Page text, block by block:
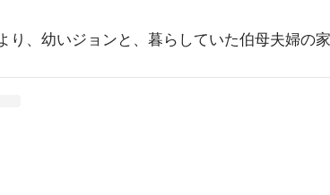
り、幼いジョンと、暮らしていた伯母夫婦の家